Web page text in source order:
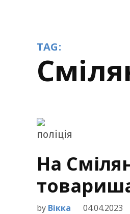
TAG:
На
by Вікка 04.04.2023